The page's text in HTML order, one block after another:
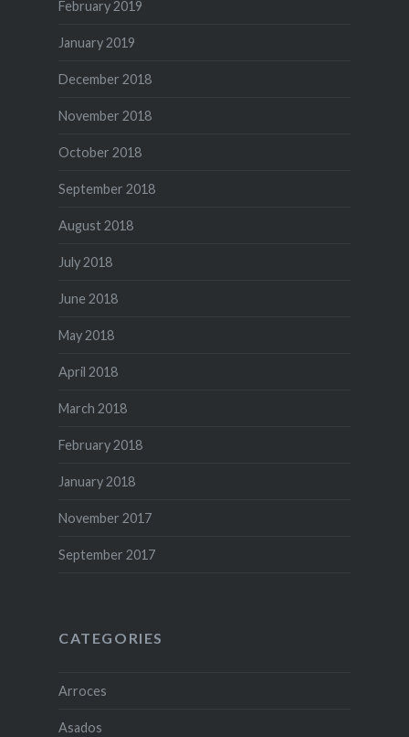
February 2019
January 2019
December 2018
November 2018
October 2018
September 2018
August 2018
July 2018
June 2018
May 2018
April 2018
March 2018
February 2018
January 2018
November 2017
September 2017
CATEGORIES
Arroces
Asados